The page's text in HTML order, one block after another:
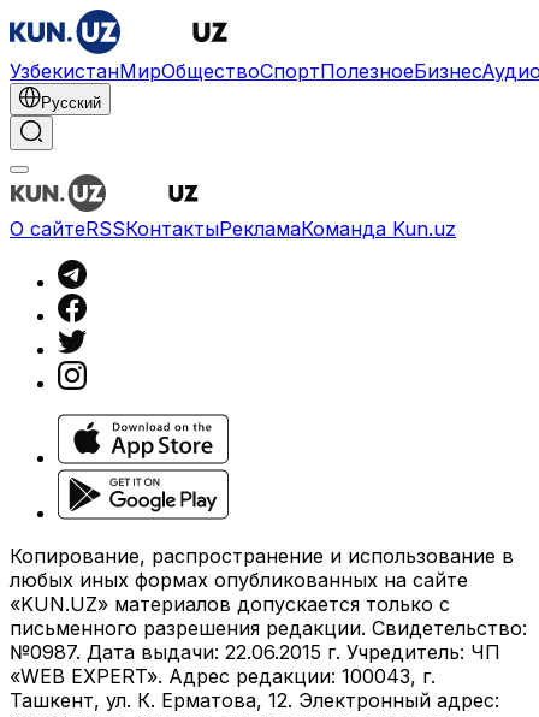
УзбекистанМирОбществоСпортПолезноеБизнес
Русский
О сайтеRSSКонтактыРекламаКоманда Kun.uz
Копирование, распространение и использование в
любых иных формах опубликованных на сайте
«KUN.UZ» материалов допускается только с
письменного разрешения редакции. Свидетельство:
№0987. Дата выдачи: 22.06.2015 г. Учредитель: ЧП
«WEB EXPERT». Адрес редакции: 100043, г.
Ташкент, ул. К. Ерматова, 12. Электронный адрес: